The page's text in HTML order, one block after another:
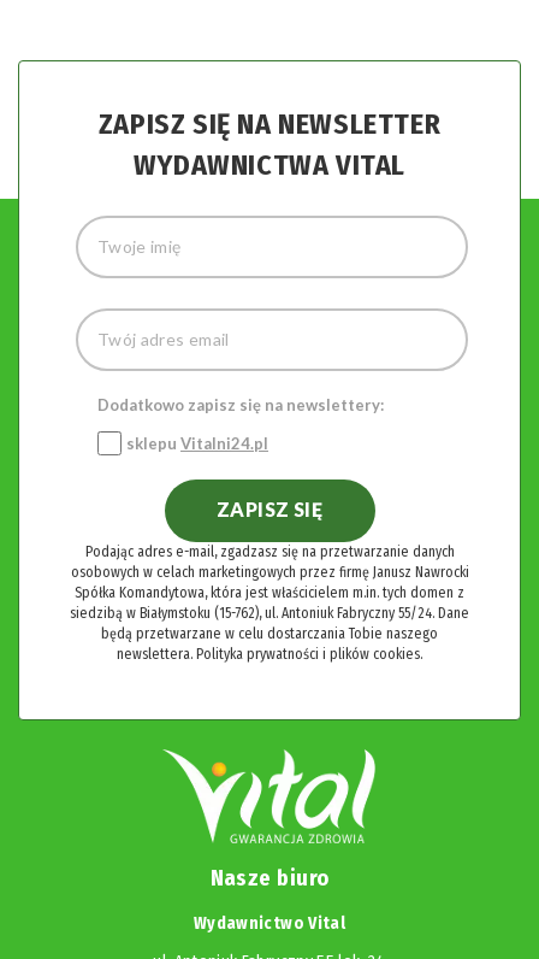
ZAPISZ SIĘ NA NEWSLETTER
WYDAWNICTWA VITAL
Dodatkowo zapisz się na newslettery:
sklepu Vitalni24.pl
ZAPISZ SIĘ
Podając adres e-mail, zgadzasz się na przetwarzanie danych
osobowych w celach marketingowych przez firmę Janusz Nawrocki
Spółka Komandytowa, która jest właścicielem m.in. tych domen z
siedzibą w Białymstoku (15-762), ul. Antoniuk Fabryczny 55/24. Dane
będą przetwarzane w celu dostarczania Tobie naszego
newslettera. Polityka prywatności i plików cookies.
Nasze biuro
Wydawnictwo Vital